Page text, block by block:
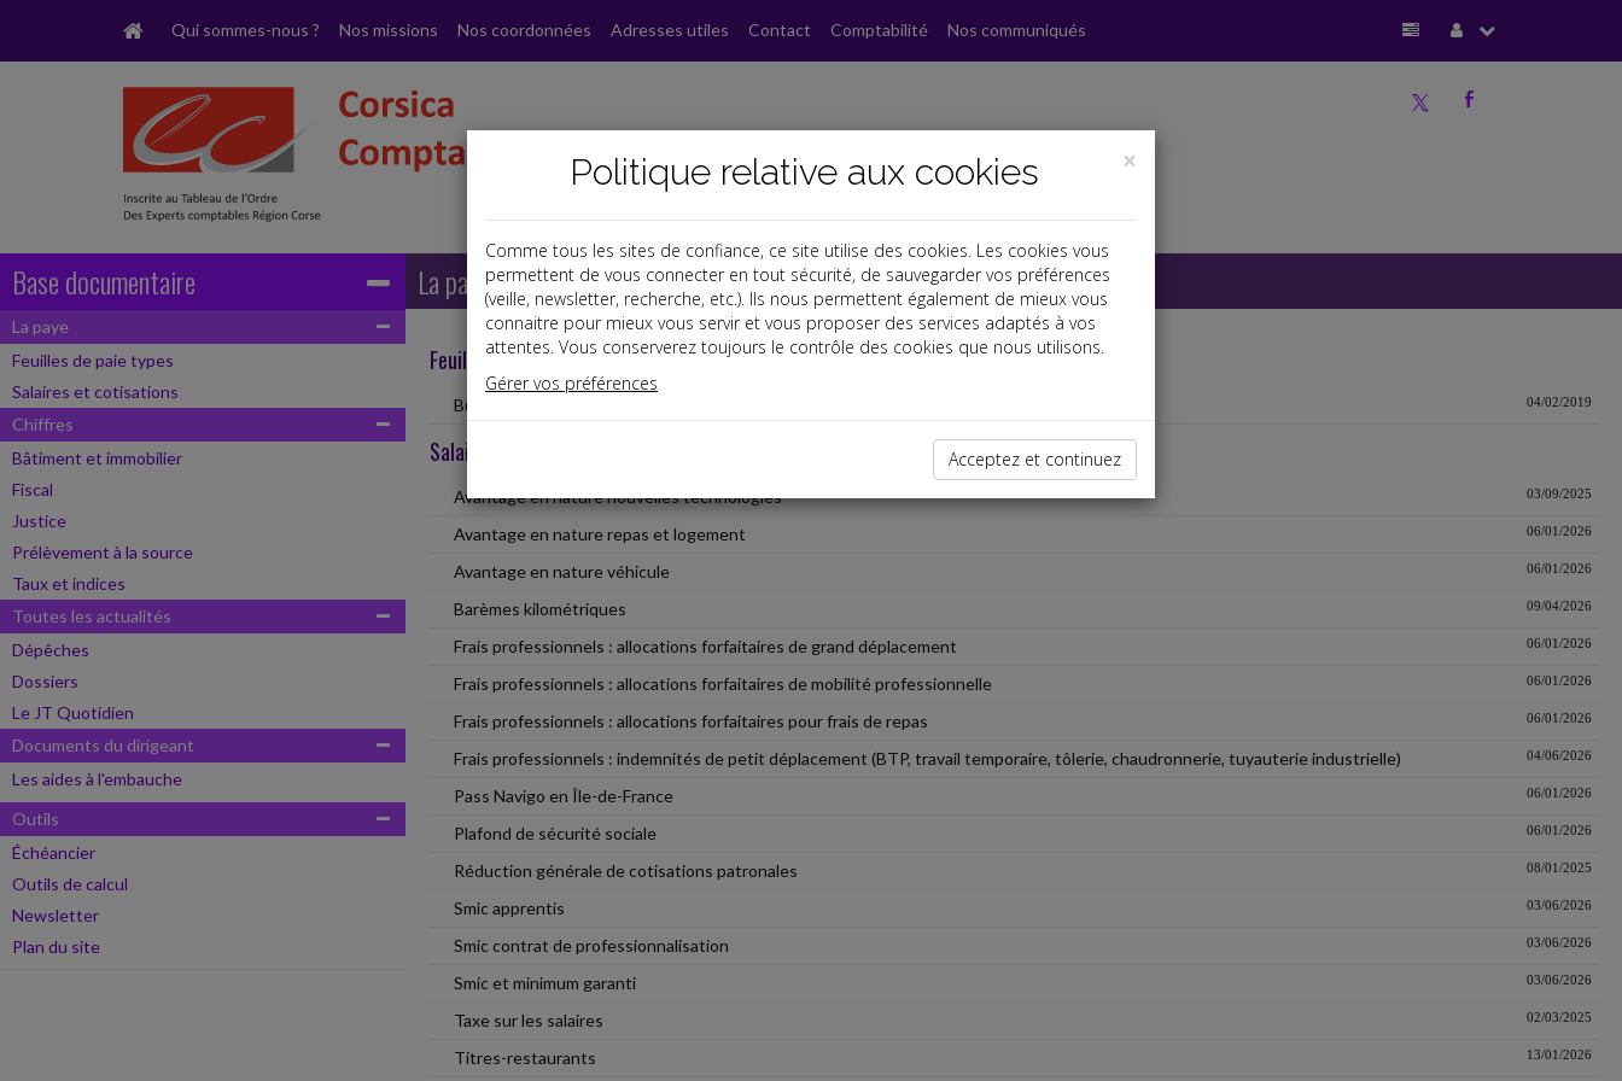
Qui sommes-nous ? Nos missions Nos coordonnées Adresses utiles Contact Comptabilité Nos communiqués
b
a
Base documentaire
La paye
Feuilles de paie types
Salaires et cotisations
Chiffres
Bâtiment et immobilier
Fiscal
Justice
Prélèvement à la source
Taux et indices
Toutes les actualités
Dépêches
Dossiers
Le JT Quotidien
Documents du dirigeant
Les aides à l'embauche
Outils
Échéancier
Outils de calcul
Newsletter
Plan du site
La paye
Feuilles de paie types
Bulletin de paye (cadre ou non cadre) 04/02/2019
Salaires et cotisations
Avantage en nature nouvelles technologies 03/09/2025
Avantage en nature repas et logement 06/01/2026
Avantage en nature véhicule 06/01/2026
Barèmes kilométriques 09/04/2026
Frais professionnels : allocations forfaitaires de grand déplacement 06/01/2026
Frais professionnels : allocations forfaitaires de mobilité professionnelle 06/01/2026
Frais professionnels : allocations forfaitaires pour frais de repas 06/01/2026
Frais professionnels : indemnités de petit déplacement (BTP, travail temporaire, tôlerie, chaudronnerie, tuyauterie industrielle) 04/06/2026
Pass Navigo en Île-de-France 06/01/2026
Plafond de sécurité sociale 06/01/2026
Réduction générale de cotisations patronales 08/01/2025
Smic apprentis 03/06/2026
Smic contrat de professionnalisation 03/06/2026
Smic et minimum garanti 03/06/2026
Taxe sur les salaires 02/03/2025
Titres-restaurants 13/01/2026
×
Politique relative aux cookies
Comme tous les sites de confiance, ce site utilise des cookies. Les cookies vous
permettent de vous connecter en tout sécurité, de sauvegarder vos préférences
(veille, newsletter, recherche, etc.). Ils nous permettent également de mieux vous
connaitre pour mieux vous servir et vous proposer des services adaptés à vos
attentes. Vous conserverez toujours le contrôle des cookies que nous utilisons.
Gérer vos préférences
Acceptez et continuez